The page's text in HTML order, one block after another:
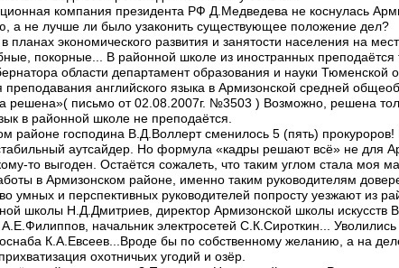
компания президента РФ Д.Медведева не коснулась
а не лучше ли было узаконить существующее положение дел?
планах экономического развития и занятости населения на
покорные... В районной школе из иностранных преподаётся
области департамент образования и науки Тюменской
английского языка в Армизонской средней
решена»( письмо от 02.08.2007г. №3503 ) Возможно, решена
в районной школе не преподаётся.
районе господина В.Д.Воллерт сменилось 5 (пять)
аутсайдер. Но формула «кадры решают всё» не для
то выгоден. Остаётся сожалеть, что таким углом стала моя
в Армизонском районе, именно таким руководителям
умных и перспективных руководителей попросту уезжают из
школы Н.Д.Дмитриев, директор Армизонской школы искусств
А.Е.Филиппов, начальник электросетей С.К.Сироткин...
К.А.Евсеев...Вроде бы по собственному желанию, а на
охотничьих угодий и озёр.